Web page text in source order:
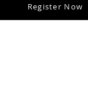
Register Now